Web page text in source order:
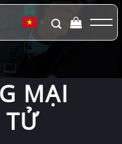
▼
MẠI